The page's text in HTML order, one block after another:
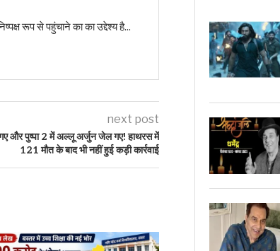
रूप से पहुंचाने का का उद्देश्य है...
next post
गए और पुष्पा 2 में अल्लू अर्जुन जेल गए! हाथरस में
121 मौत के बाद भी नहीं हुई कड़ी कार्रवाई